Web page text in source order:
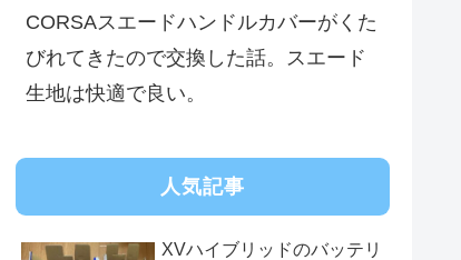
CORSAスエードハンドルカバーがくた
びれてきたので交換した話。スエード
生地は快適で良い。
人気記事
XVハイブリッドのバッテリ